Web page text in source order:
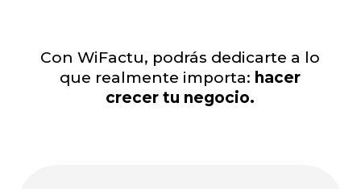
Con WiFactu, podrás dedicarte a lo
que realmente importa: hacer
crecer tu negocio.